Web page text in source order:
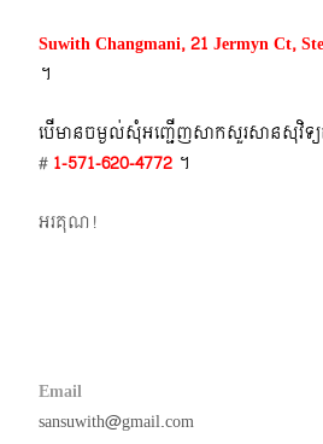
Suwith Changmani, 21 Jermyn Ct,
។​
បើមានចម្ងល់​សុំអញ្ជើញសាកសួរសានសុវិទ្យ
# 1-571-620-4772​ ។
អរគុណ!
Email
sansuwith@gmail.com